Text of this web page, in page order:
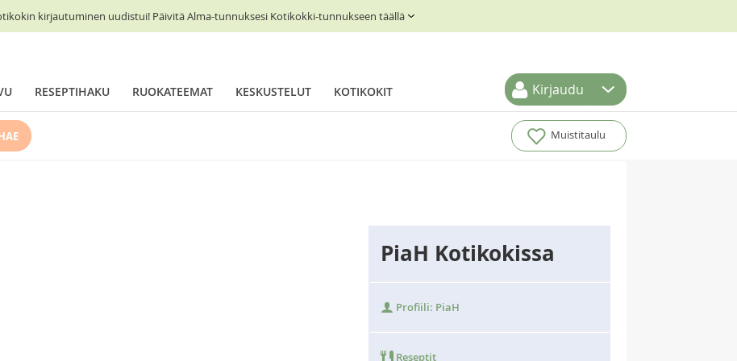
kirjautuminen uudistui! Päivitä Alma-tunnuksesi Kotikokki-tunnukseen täällä
RESEPTIHAKU RUOKATEEMAT KESKUSTELUT KOTIKOKIT Kirjaudu
Muistitaulu
PiaH Kotikokissa
Profiili: PiaH
Reseptit